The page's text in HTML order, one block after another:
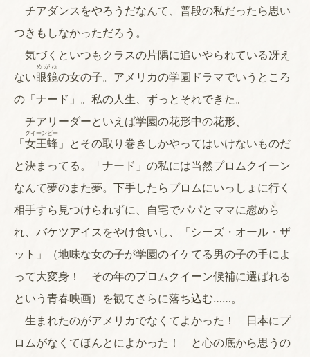
チアダンスをやろうだなんて、普段の私だったら思い
つきもしなかっただろう。
気づくといつもクラスの片隅に追いやられている冴え
ない眼鏡
めがね
の女の子。アメリカの学園ドラマでいうところ
の「ナード」。私の人生、ずっとそれできた。
チアリーダーといえば学園の花形中の花形、
「女王蜂
クイーンビー
」とその取り巻きしかやってはいけないものだ
と決まってる。「ナード」の私には当然プロムクイーン
なんて夢のまた夢。下手したらプロムにいっしょに行く
相手すら見つけられずに、自宅でパパとママに慰めら
れ、バケツアイスをやけ食いし、「シーズ・オール・ザ
ット」（地味な女の子が学園のイケてる男の子の手によ
って大変身！ その年のプロムクイーン候補に選ばれる
という青春映画）を観てさらに落ち込む……。
生まれたのがアメリカでなくてよかった！ 日本にプ
ロムがなくてほんとによかった！ と心の底から思うの